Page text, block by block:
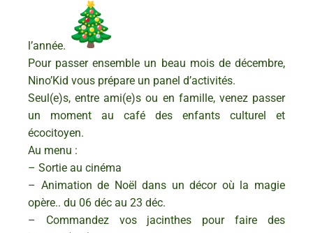
l’année.
Pour passer ensemble un beau mois de décembre,
Nino’Kid vous prépare un panel d’activités.
Seul(e)s, entre ami(e)s ou en famille, venez passer
un moment au café des enfants culturel et
écocitoyen.
Au menu :
– Sortie au cinéma
– Animation de Noël dans un décor où la magie
opère.. du 06 déc au 23 déc.
– Commandez vos jacinthes pour faire des